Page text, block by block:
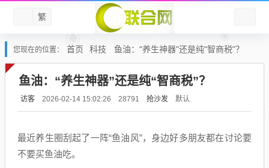
繁
您现在的位置： 首页 科技 鱼油：“养生神器”还是纯“智商税”？
鱼油：“养生神器”还是纯“智商税”？
访客 2026-02-14 15:02:26 28791 抢沙发 默认
最近养生圈刮起了一阵“鱼油风”，身边好多朋友都在讨论要
不要买鱼油吃。